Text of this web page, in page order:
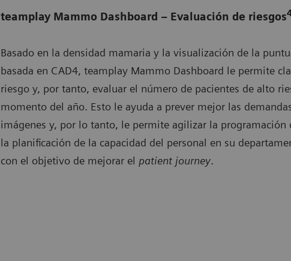
teamplay Mammo Dashboard – Evaluación de riesgos
Basado en la densidad mamaria y la visualización de la
basada en CAD4, teamplay Mammo Dashboard le permite
riesgo y, por tanto, evaluar el número de pacientes de alto
momento del año. Esto le ayuda a prever mejor las
imágenes y, por lo tanto, le permite agilizar la programación
la planificación de la capacidad del personal en su
con el objetivo de mejorar el patient journey.